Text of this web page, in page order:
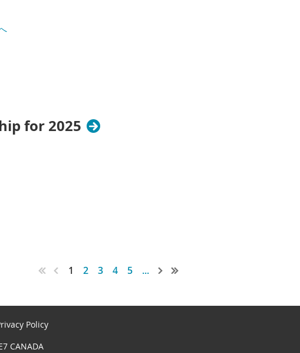
for 2025
1 2 3 4 5 ...
Policy
CANADA